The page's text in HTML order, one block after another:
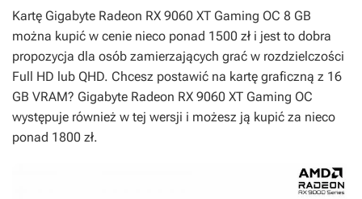
Kartę Gigabyte Radeon RX 9060 XT Gaming OC 8 GB
można kupić w cenie nieco ponad 1500 zł i jest to dobra
propozycja dla osób zamierzających grać w rozdzielczości
Full HD lub QHD. Chcesz postawić na kartę graficzną z 16
GB VRAM? Gigabyte Radeon RX 9060 XT Gaming OC
występuje również w tej wersji i możesz ją kupić za nieco
ponad 1800 zł.